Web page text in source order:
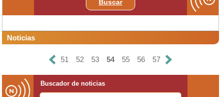
Buscar
Noticias
51 52 53 54 55 56 57
Buscador de noticias